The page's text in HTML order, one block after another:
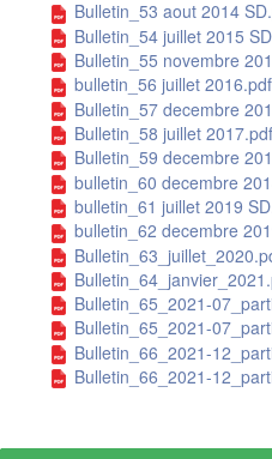
Bulletin_53 aout 2014
Bulletin_54 juillet 2015
Bulletin_55 novembre
bulletin_56 juillet 2016.pdf
Bulletin_57 decembre
Bulletin_58 juillet 2017.pdf
Bulletin_59 decembre
bulletin_60 decembre
bulletin_61 juillet 2019
bulletin_62 decembre
Bulletin_65_2021-
Bulletin_65_2021-
Bulletin_66_2021-
Bulletin_66_2021-